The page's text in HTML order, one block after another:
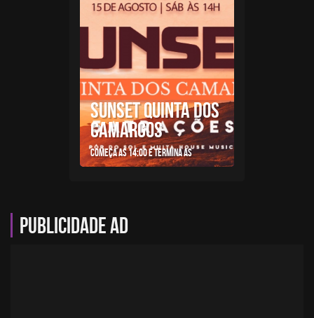
SUNSET QUINTA DOS
CAMARGOS
Começa as 14:00 e termina as
Publicidade AD